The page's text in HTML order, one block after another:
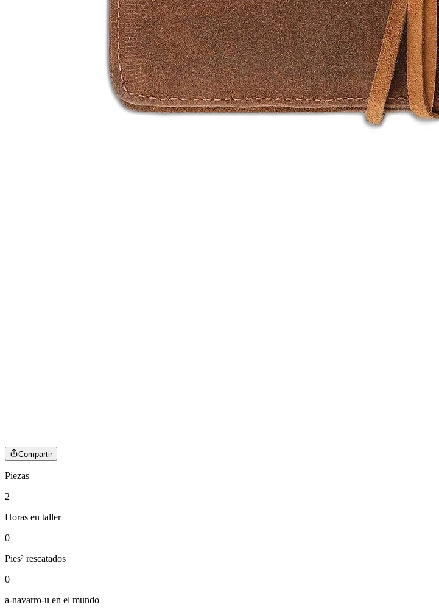
Compartir
Piezas
2
Horas en taller
0
Pies² rescatados
0
a-navarro-u en el mundo